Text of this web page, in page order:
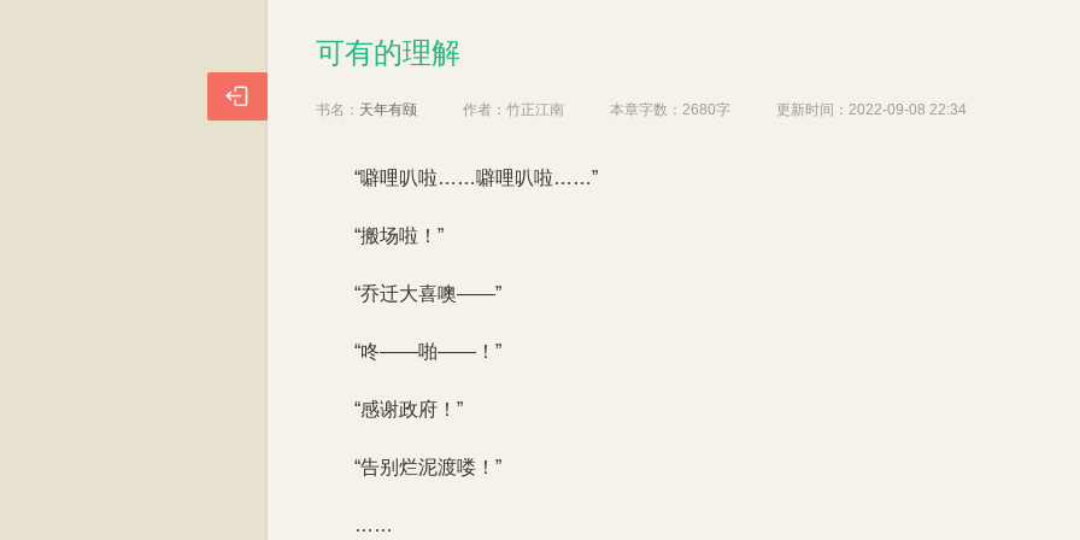
可有的理解
书名： 天年有颐 作者： 竹正江南 本章字数： 2680字 更新时间： 2022-09-08 22:34
“噼哩叭啦……噼哩叭啦……”
“搬场啦！”
“乔迁大喜噢——”
“咚——啪——！”
“感谢政府！”
“告别烂泥渡喽！”
……
